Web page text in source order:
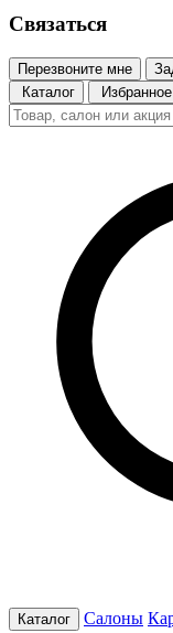
Связаться
Перезвоните мне
Каталог
Избранное
Каталог Салоны